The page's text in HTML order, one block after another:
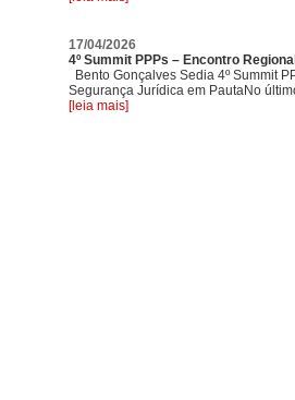
17/04/2026
4º Summit PPPs – Encontro
Bento Gonçalves Sedia 4º Summit
Segurança Jurídica em PautaNo
[leia mais]